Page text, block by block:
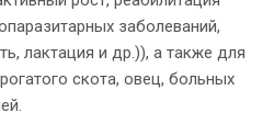
заболеваний,
лактация и др.)), а также для
скота, овец, больных